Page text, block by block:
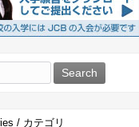
/ カテゴリ